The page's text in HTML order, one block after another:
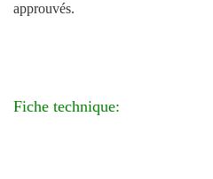
approuvés.
Fiche technique: